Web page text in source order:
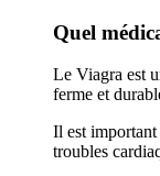
Quel
Le Viagra est
ferme et
Il est important
troubles